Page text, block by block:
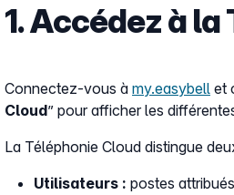
1. Accédez à
Connectez-vous à my.easybell et
Cloud” pour afficher les
La Téléphonie Cloud distingue
Utilisateurs : postes